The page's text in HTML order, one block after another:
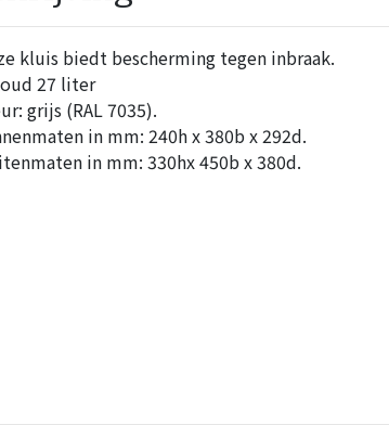
kluis biedt bescherming tegen inbraak.
27 liter
grijs (RAL 7035).
in mm: 240h x 380b x 292d.
in mm: 330hx 450b x 380d.